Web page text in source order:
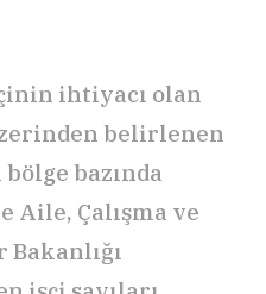
ihtiyacı olan
belirlenen
bazında
Aile, Çalışma ve